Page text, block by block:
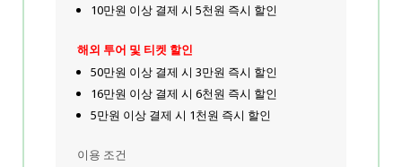
10만원 이상 결제 시 5천원 즉시 할인
해외 투어 및 티켓 할인
50만원 이상 결제 시 3만원 즉시 할인
16만원 이상 결제 시 6천원 즉시 할인
5만원 이상 결제 시 1천원 즉시 할인
이용 조건